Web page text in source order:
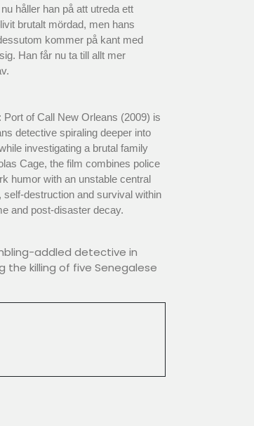
håller han på att utreda ett
brutalt mördad, men hans
kommer på kant med
Han får nu ta till allt mer
of Call New Orleans (2009) is
detective spiraling deeper into
investigating a brutal family
Cage, the film combines police
humor with an unstable central
destruction and survival within
and post-disaster decay.
addled detective in
the killing of five Senegalese